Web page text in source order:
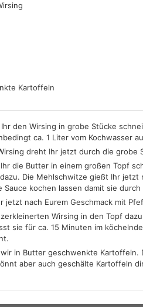
Kartoffeln
den Wirsing in grobe Stücke
ca. 1 Liter vom Kochwasser
dreht Ihr jetzt durch die
die Butter in einem großen Topf
Die Mehlschwitze gießt Ihr
Sauce kochen lassen damit sie
jetzt nach Eurem Geschmack mit
Wirsing in den Topf
sie für ca. 15 Minuten im
in Butter geschwenkte
aber auch geschälte Kartoffeln